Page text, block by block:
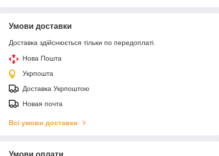
Умови доставки
Доставка здійснюється тільки по передоплаті.
Нова Пошта
Укрпошта
Доставка Укрпоштою
Новая почта
Всі умови доставки
Умови оплати